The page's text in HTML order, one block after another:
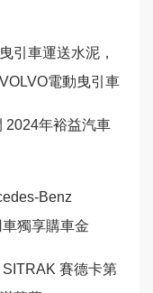
引車運送水泥，
電動曳引車
2024年裕益汽車
Benz
獨享購車金
賽德卡第